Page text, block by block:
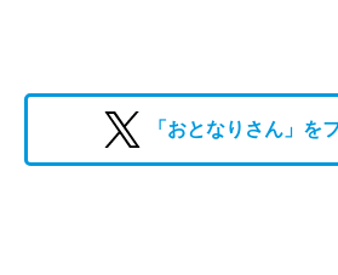
「おとなりさん」を